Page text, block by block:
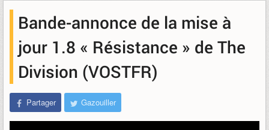
Bande-annonce de la mise à
jour 1.8 « Résistance » de The
Division (VOSTFR)
Partager Gazouiller